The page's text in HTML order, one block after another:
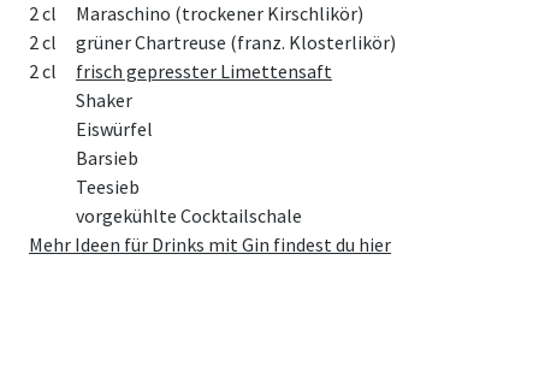
2 cl
Maraschino (trockener Kirschlikör)
2 cl
grüner Chartreuse (franz. Klosterlikör)
2 cl
frisch gepresster Limettensaft
Shaker
Eiswürfel
Barsieb
Teesieb
vorgekühlte Cocktailschale
Mehr Ideen für Drinks mit Gin findest du hier